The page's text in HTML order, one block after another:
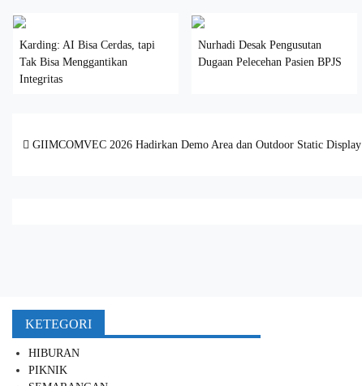
Karding: AI Bisa Cerdas, tapi
Tak Bisa Menggantikan
Integritas
Nurhadi Desak Pengusutan
Dugaan Pelecehan Pasien BPJS
Post navigation
GIIMCOMVEC 2026 Hadirkan Demo Area dan Outdoor Static Display
KETEGORI
HIBURAN
PIKNIK